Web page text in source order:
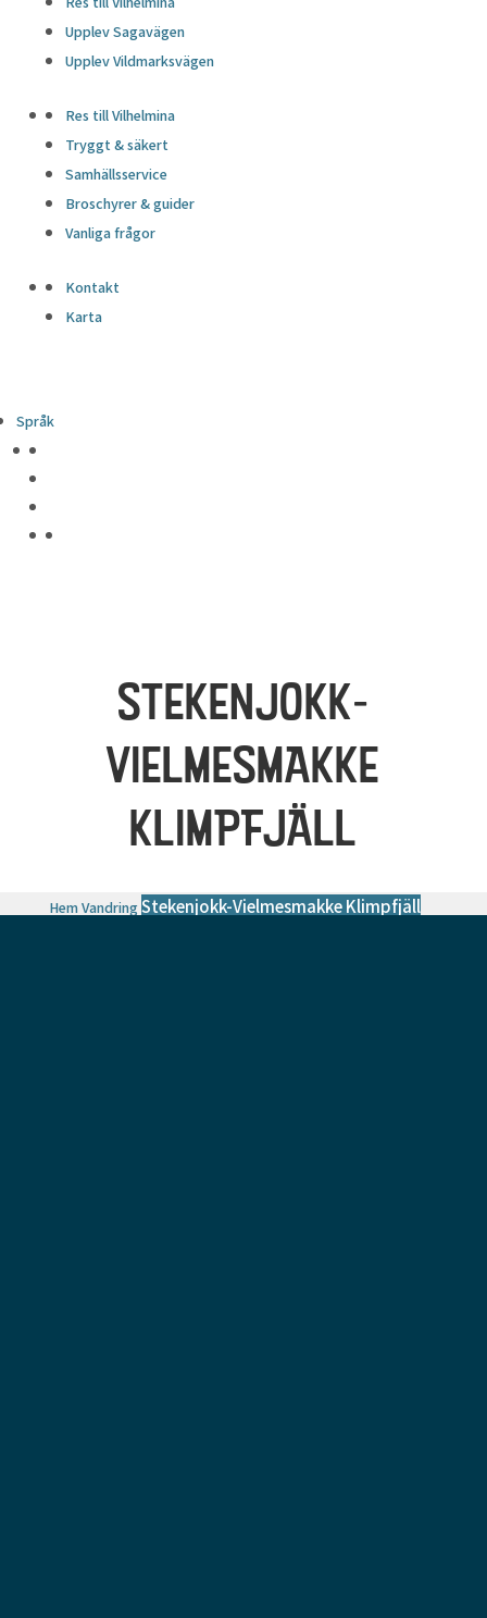
Upplev Sagavägen
Upplev Vildmarksvägen
Res till Vilhelmina
Tryggt & säkert
Samhällsservice
Broschyrer & guider
Vanliga frågor
Kontakt
Karta
Språk
STEKENJOKK-
VIELMESMAKKE
KLIMPFJÄLL
HemVandringStekenjokk-Vielmesmakke Klimpfjäll